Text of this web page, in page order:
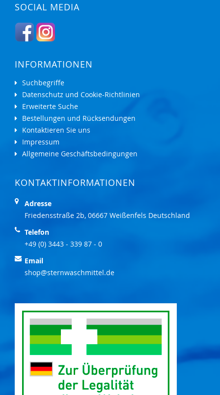
SOCIAL MEDIA
INFORMATIONEN
Suchbegriffe
Datenschutz und Cookie-Richtlinien
Erweiterte Suche
Bestellungen und Rücksendungen
Kontaktieren Sie uns
Impressum
Allgemeine Geschäftsbedingungen
KONTAKTINFORMATIONEN
Adresse
Friedensstraße 2b, 06667 Weißenfels Deutschland
Telefon
+49 (0) 3443 - 339 87 - 0
Email
shop@sternwaschmittel.de